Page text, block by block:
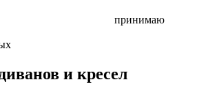
принимаю
и кресел